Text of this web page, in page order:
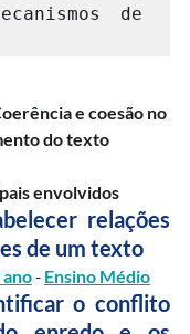
de
e coesão no
do texto
envolvidos
relações
de um texto
ano - Ensino Médio
o conflito